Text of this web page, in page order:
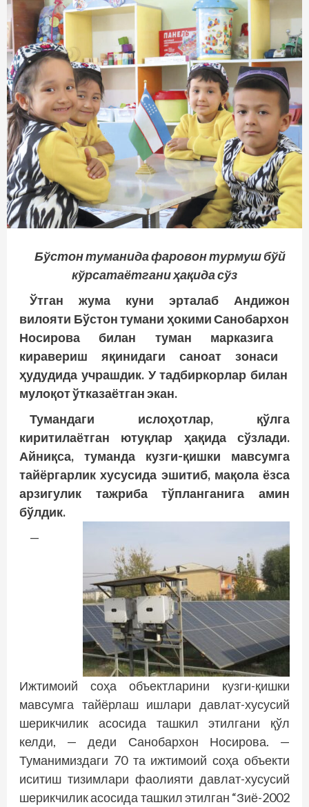
Бўстон туманида фаровон турмуш бўй
кўрсатаётгани ҳақида сўз
Ўтган жума куни эрталаб Андижон
вилояти Бўстонтумани ҳокимиСанобархон
Носирова билан туман марказига
киравериш яқинидаги саноат зонаси
ҳудудида учрашдик. У тадбиркорлар билан
мулоқот ўтказаётган экан.
Тумандаги ислоҳотлар, қўлга
киритилаётган ютуқлар ҳақида сўзлади.
Айниқса, туманда кузги-қишки мавсумга
тайёргарлик хусусида эшитиб, мақола ёзса
арзигулик тажриба тўпланганига амин
бўлдик.
—
Ижтимоий соҳа объектларини кузги-қишки
мавсумга тайёрлаш ишлари давлат-хусусий
шерикчилик асосида ташкил этилгани қўл
келди, — деди Санобархон Носирова. —
Туманимиздаги 70 та ижтимоий соҳа объекти
иситиш тизимлари фаолияти давлат-хусусий
шерикчилик асосида ташкил этилган “Зиё-2002